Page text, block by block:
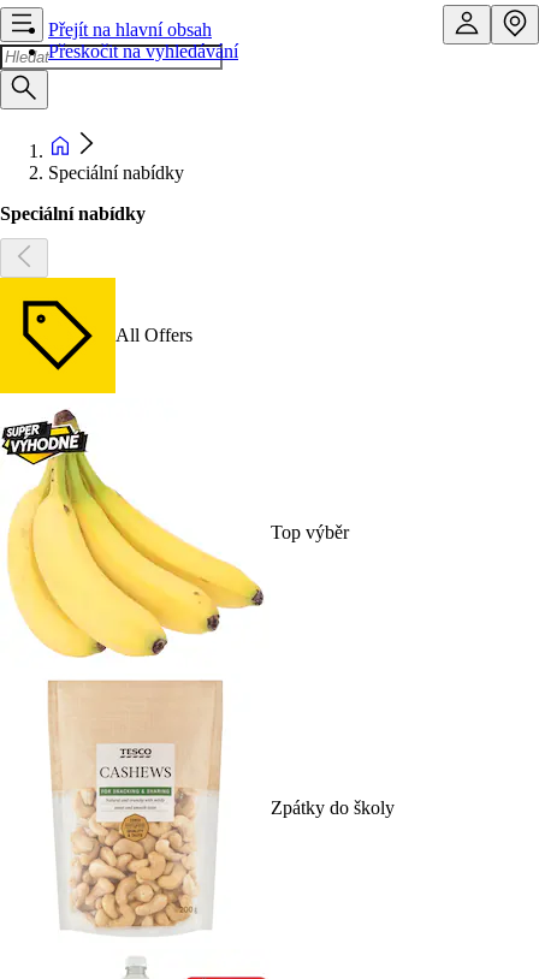
Přejít na hlavní obsah
Přeskočit na vyhledávání
Speciální nabídky
Speciální nabídky
All Offers
Top výběr
Zpátky do školy